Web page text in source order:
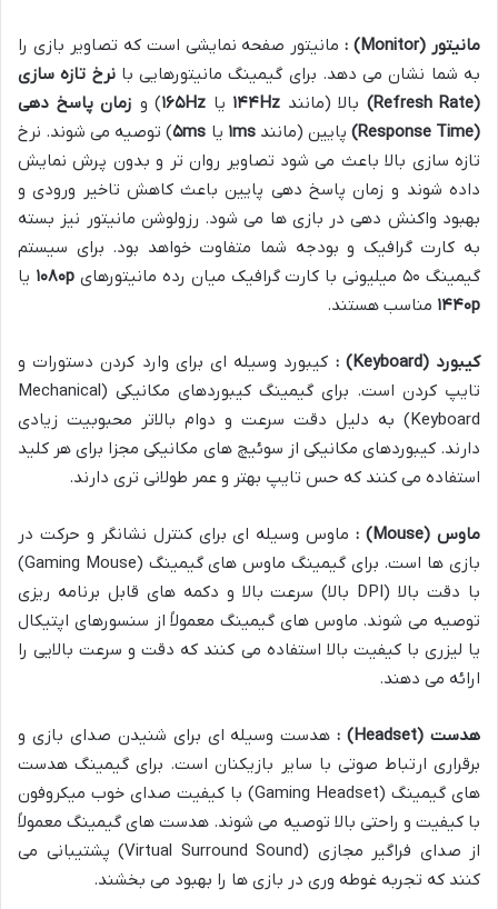
مانیتور (Monitor)
: مانیتور صفحه نمایشی است که تصاویر بازی را
به شما نشان می دهد. برای گیمینگ مانیتورهایی بانرخ تازه سازی
(Refresh Rate)
بالا (مانند ۱۴۴Hz یا ۱۶۵Hz ) و زمان پاسخ دهی
(Response Time)
پایین (مانند ۱ms یا ۵ms ) توصیه می شوند. نرخ
تازه سازی بالا باعث می شود تصاویر روان تر و بدون پرش نمایش
داده شوند و زمان پاسخ دهی پایین باعث کاهش تاخیر ورودی و
بهبود واکنش دهی در بازی ها می شود. رزولوشن مانیتور نیز بسته
به کارت گرافیک و بودجه شما متفاوت خواهد بود. برای سیستم
گیمینگ ۵۰ میلیونی با کارت گرافیک میان رده مانیتورهای
۱۰۸۰p
یا
۱۴۴۰p مناسب هستند.
کیبورد (Keyboard)
: کیبورد وسیله ای برای وارد کردن دستورات و
تایپ کردن است. برای گیمینگ کیبوردهای مکانیکی (Mechanical
Keyboard) به دلیل دقت سرعت و دوام بالاتر محبوبیت زیادی
دارند. کیبوردهای مکانیکی از سوئیچ های مکانیکی مجزا برای هر کلید
استفاده می کنند که حس تایپ بهتر و عمر طولانی تری دارند.
ماوس(Mouse)
: ماوس وسیله ای برای کنترل نشانگر و حرکت در
بازی ها است. برای گیمینگ ماوس های گیمینگ (Gaming Mouse)
با دقت بالا (DPI بالا) سرعت بالا و دکمه های قابل برنامه ریزی
توصیه می شوند. ماوس های گیمینگ معمولاً از سنسورهای اپتیکال
یا لیزری با کیفیت بالا استفاده می کنند که دقت و سرعت بالایی را
ارائه می دهند.
هدست(Headset)
: هدست وسیله ای برای شنیدن صدای بازی و
برقراری ارتباط صوتی با سایر بازیکنان است. برای گیمینگ هدست
های گیمینگ (Gaming Headset) با کیفیت صدای خوب میکروفون
با کیفیت و راحتی بالا توصیه می شوند. هدست های گیمینگ معمولاً
از صدای فراگیر مجازی (Virtual Surround Sound) پشتیبانی می
کنند که تجربه غوطه وری در بازی ها را بهبود می بخشند.